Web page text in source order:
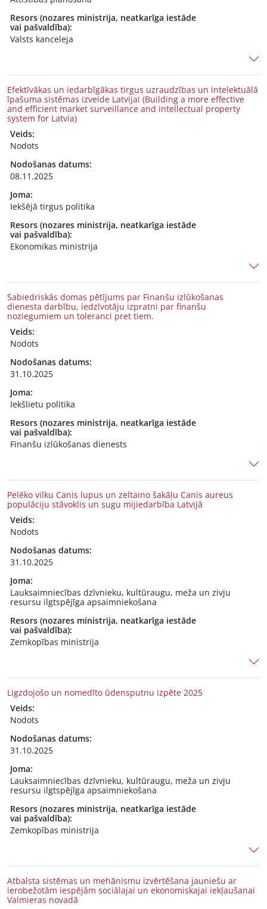
Resors (nozares ministrija, neatkarīga iestāde
vai pašvaldība):
Valsts kanceleja
Efektīvākas un iedarbīgākas tirgus uzraudzības un intelektuālā
īpašuma sistēmas izveide Latvijai (Building a more effective
and efficient market surveillance and intellectual property
system for Latvia)
Veids:
Nodots
Nodošanas datums:
08.11.2025
Joma:
Iekšējā tirgus politika
Resors (nozares ministrija, neatkarīga iestāde
vai pašvaldība):
Ekonomikas ministrija
Sabiedriskās domas pētījums par Finanšu izlūkošanas
dienesta darbību, iedzīvotāju izpratni par finanšu
noziegumiem un toleranci pret tiem.
Veids:
Nodots
Nodošanas datums:
31.10.2025
Joma:
Iekšlietu politika
Resors (nozares ministrija, neatkarīga iestāde
vai pašvaldība):
Finanšu izlūkošanas dienests
Pelēko vilku Canis lupus un zeltaino šakāļu Canis aureus
populāciju stāvoklis un sugu mijiedarbība Latvijā
Veids:
Nodots
Nodošanas datums:
31.10.2025
Joma:
Lauksaimniecības dzīvnieku, kultūraugu, meža un zivju
resursu ilgtspējīga apsaimniekošana
Resors (nozares ministrija, neatkarīga iestāde
vai pašvaldība):
Zemkopības ministrija
Ligzdojošo un nomedīto ūdensputnu izpēte 2025
Veids:
Nodots
Nodošanas datums:
31.10.2025
Joma:
Lauksaimniecības dzīvnieku, kultūraugu, meža un zivju
resursu ilgtspējīga apsaimniekošana
Resors (nozares ministrija, neatkarīga iestāde
vai pašvaldība):
Zemkopības ministrija
Atbalsta sistēmas un mehānismu izvērtēšana jauniešu ar
ierobežotām iespējām sociālajai un ekonomiskajai iekļaušanai
Valmieras novadā